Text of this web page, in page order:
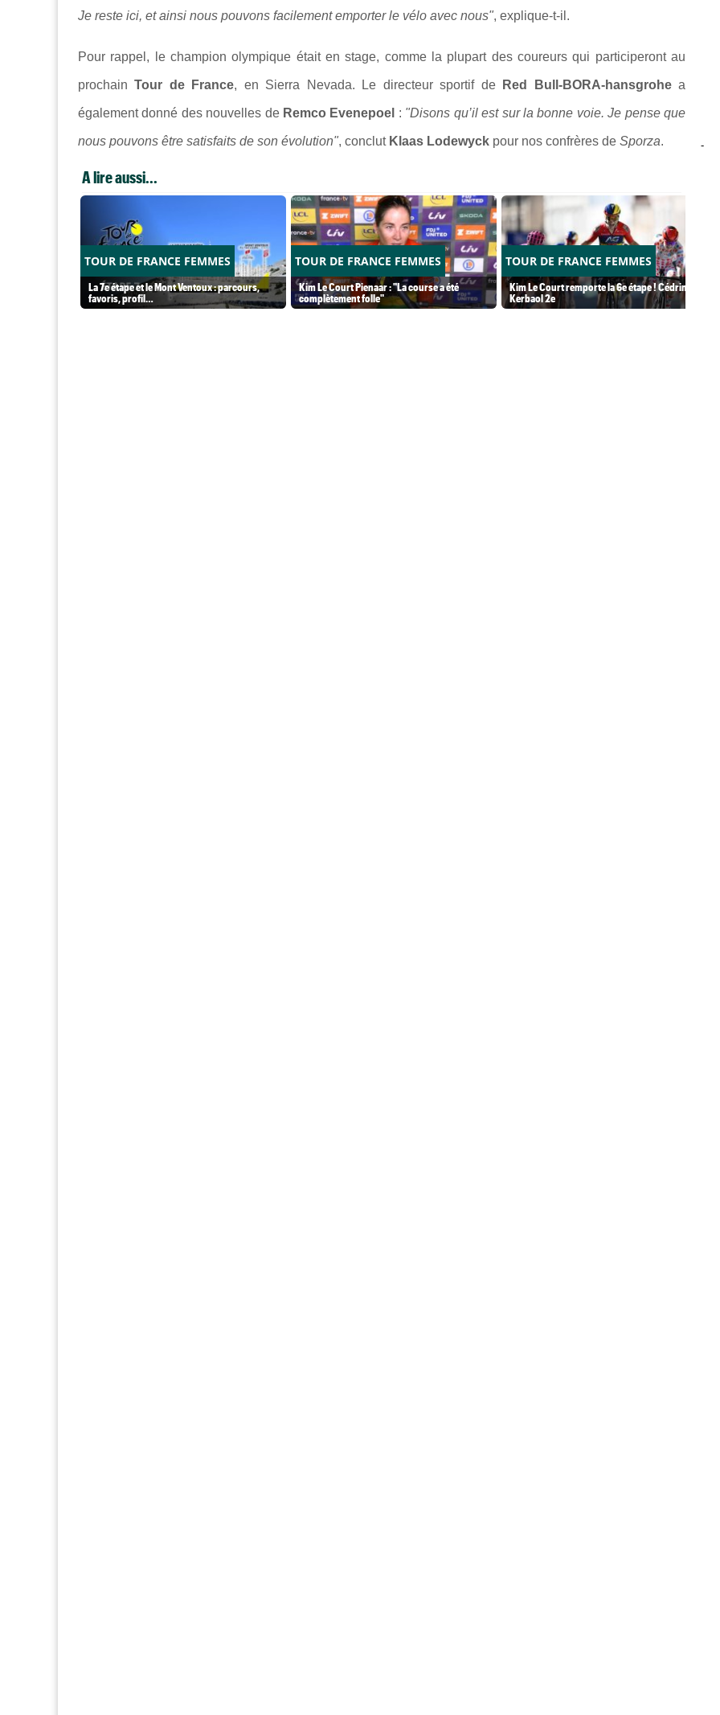
Je reste ici, et ainsi nous pouvons facilement emporter le vélo avec nous", explique-t-il.
Pour rappel, le champion olympique était en stage, comme la plupart des coureurs qui participeront au
prochain Tour de France, en Sierra Nevada. Le directeur sportif de Red Bull-BORA-hansgrohea
également donné des nouvelles de Remco Evenepoel : "Disons qu’il est sur la bonne voie. Je pense que
nous pouvons être satisfaits de son évolution", conclut Klaas Lodewyck pour nos confrères de Sporza.
A lire aussi...
TOUR DE FRANCE FEMMES
La 7e étape et le Mont Ventoux : parcours,
favoris, profil…
TOUR DE FRANCE FEMMES
Kim Le Court Pienaar : "La course a été
complètement folle"
TOUR DE FRANCE FEMMES
Kim Le Court remporte la 6e étape ! Cédrine
Kerbaol 2e
-